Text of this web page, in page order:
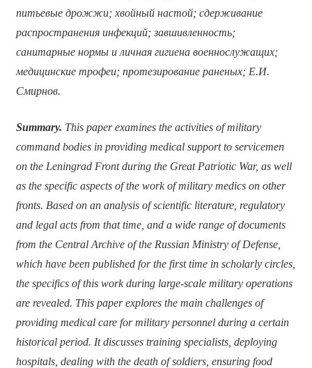
питьевые дрожжи; хвойный настой; сдерживание
распространения инфекций; завшивленность;
санитарные нормы и личная гигиена военнослужащих;
медицинские трофеи; протезирование раненых; Е.И.
Смирнов.
Summary. This paper examines the activities of military
command bodies in providing medical support to servicemen
on the Leningrad Front during the Great Patriotic War, as well
as the specific aspects of the work of military medics on other
fronts. Based on an analysis of scientific literature, regulatory
and legal acts from that time, and a wide range of documents
from the Central Archive of the Russian Ministry of Defense,
which have been published for the first time in scholarly circles,
the specifics of this work during large-scale military operations
are revealed. This paper explores the main challenges of
providing medical care for military personnel during a certain
historical period. It discusses training specialists, deploying
hospitals, dealing with the death of soldiers, ensuring food